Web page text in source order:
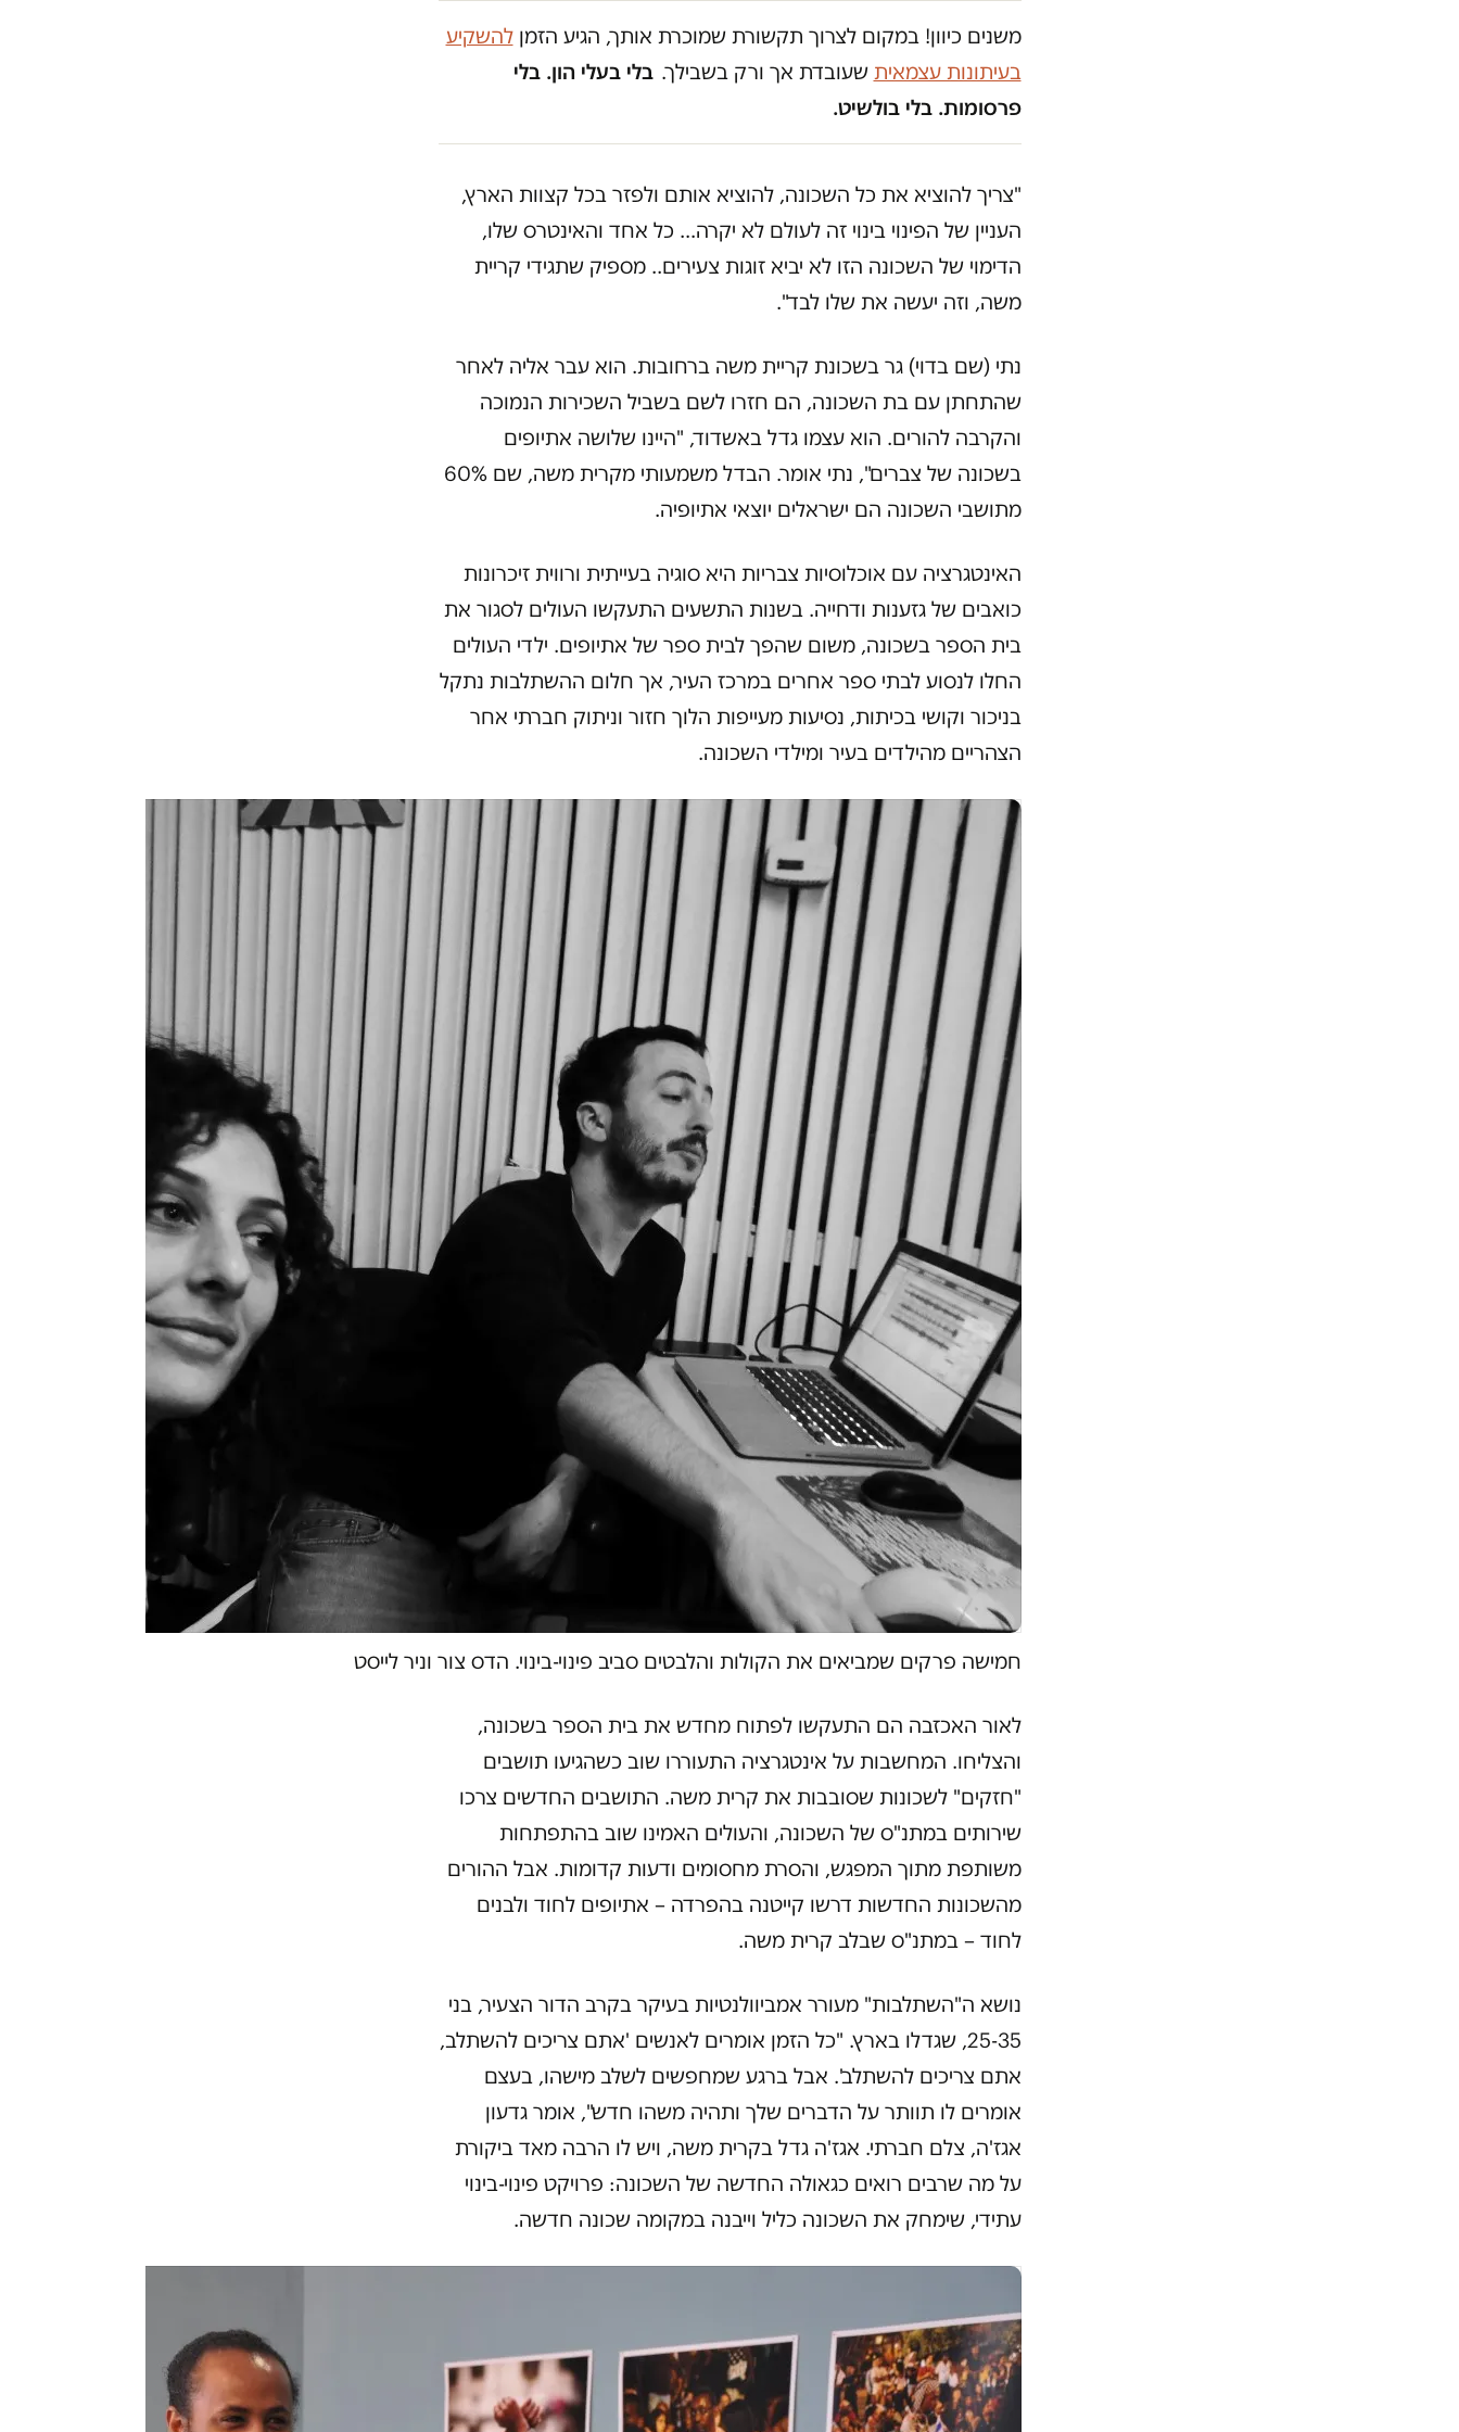
משנים כיוון! במקום לצרוך תקשורת שמוכרת אותך, הגיע הזמןלהשקיע
בעיתונות עצמאית שעובדת אך ורק בשבילך. בלי בעלי הון. בלי
פרסומות. בלי בולשיט.
"צריך להוציא את כל השכונה, להוציא אותם­­­ ולפזר בכל קצוות הארץ,
העניין של הפינוי בינוי זה לעולם לא יקרה… כל אחד והאינטרס שלו,
הדימוי של השכונה הזו לא יביא זוגות צעירים.. מספיק שתגידי קריית
משה, וזה יעשה את שלו לבד".
נתי (שם בדוי) גר בשכונת קריית משה ברחובות. הוא עבר אליה לאחר
שהתחתן עם בת השכונה, הם חזרו לשם בשביל השכירות הנמוכה
והקרבה להורים. הוא עצמו גדל באשדוד, "היינו שלושה אתיופים
בשכונה של צברים", נתי אומר. הבדל משמעותי מקרית משה, שם 60%
מתושבי השכונה הם ישראלים יוצאי אתיופיה.
האינטגרציה עם אוכלוסיות צבריות היא סוגיה בעייתית ורווית זיכרונות
כואבים של גזענות ודחייה. בשנות התשעים התעקשו העולים לסגור את
בית הספר בשכונה, משום שהפך לבית ספר של אתיופים. ילדי העולים
החלו לנסוע לבתי ספר אחרים במרכז העיר, אך חלום ההשתלבות נתקל
בניכור וקושי בכיתות, נסיעות מעייפות הלוך חזור וניתוק חברתי אחר
הצהריים מהילדים בעיר ומילדי השכונה.
חמישה פרקים שמביאים את הקולות והלבטים סביב פינוי-בינוי. הדס צור וניר לייסט
לאור האכזבה הם התעקשו לפתוח מחדש את בית הספר בשכונה,
והצליחו. המחשבות על אינטגרציה התעוררו שוב כשהגיעו תושבים
"חזקים" לשכונות שסובבות את קרית משה. התושבים החדשים צרכו
שירותים במתנ"ס של השכונה, והעולים האמינו שוב בהתפתחות
משותפת מתוך המפגש, והסרת מחסומים ודעות קדומות. אבל ההורים
מהשכונות החדשות דרשו קייטנה בהפרדה – אתיופים לחוד ולבנים
לחוד – במתנ"ס שבלב קרית משה.
נושא ה"השתלבות" מעורר אמביוולנטיות בעיקר בקרב הדור הצעיר, בני
25-35, שגדלו בארץ. "כל הזמן אומרים לאנשים 'אתם צריכים להשתלב,
אתם צריכים להשתלב'. אבל ברגע שמחפשים לשלב מישהו, בעצם
אומרים לו תוותר על הדברים שלך ותהיה משהו חדש", אומר גדעון
אגז'ה, צלם חברתי. אגז'ה גדל בקרית משה, ויש לו הרבה מאד ביקורת
על מה שרבים רואים כגאולה החדשה של השכונה: פרויקט פינוי-בינוי
עתידי, שימחק את השכונה כליל וייבנה במקומה שכונה חדשה.